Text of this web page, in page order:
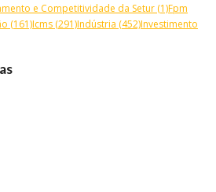
e Competitividade da Setur (1)Fpm
(161)Icms (291)Indústria (452)Investimento